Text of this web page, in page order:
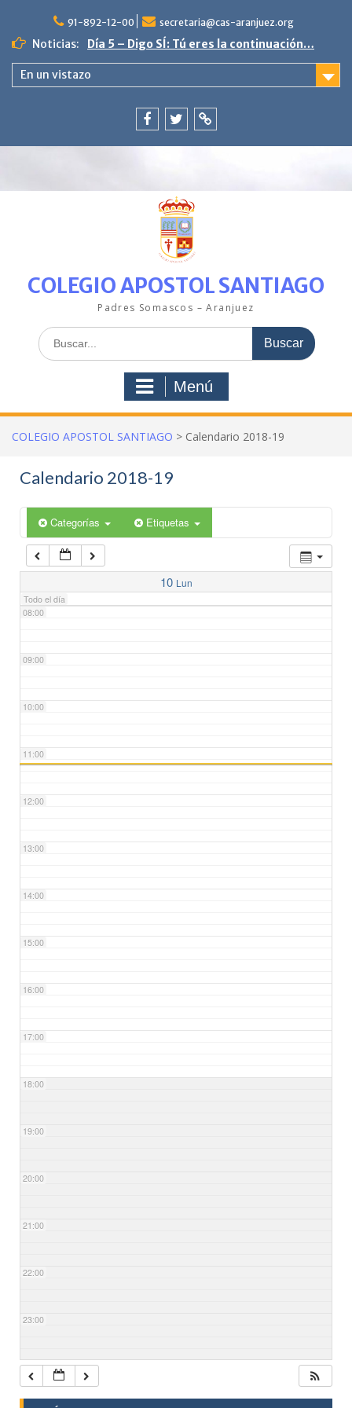
contenido
91-892-12-00 secretaria@cas-aranjuez.org
Noticias:
Día 5 – Digo SÍ: Tú eres la continuación…
4ª semana «La escama brillante en
PequeCas»
3ª semana en PequeCas «Un mar de
colores»
Última semana con nuestro pez Arcoíris.
En un vistazo
COLEGIO APOSTOL SANTIAGO
Padres Somascos – Aranjuez
Buscar:
Menú
COLEGIO APOSTOL SANTIAGO > Calendario 2018-19
Calendario 2018-19
Categorías Etiquetas
10 Lun
Todo el día
01:00
02:00
05:00
06:00
07:00
08:00
09:00
10:00
11:00
12:00
13:00
14:00
15:00
16:00
17:00
18:00
19:00
20:00
21:00
22:00
23:00